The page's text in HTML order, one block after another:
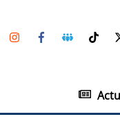
to
InstagramFacebook
Actu